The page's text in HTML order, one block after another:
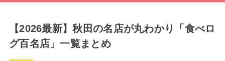
【2026最新】秋田の名店が丸わかり「食べロ
グ百名店」一覧まとめ